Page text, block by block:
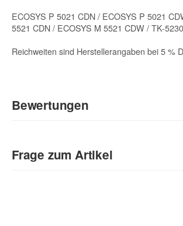
ECOSYS P 5021 CDN / ECOSYS P 5021
5521 CDN / ECOSYS M 5521 CDW / TK-5230
Reichweiten sind Herstellerangaben bei 5 %
Bewertungen
Sie Anderen bei der Kaufentscheidung:
Frage zum Artikel